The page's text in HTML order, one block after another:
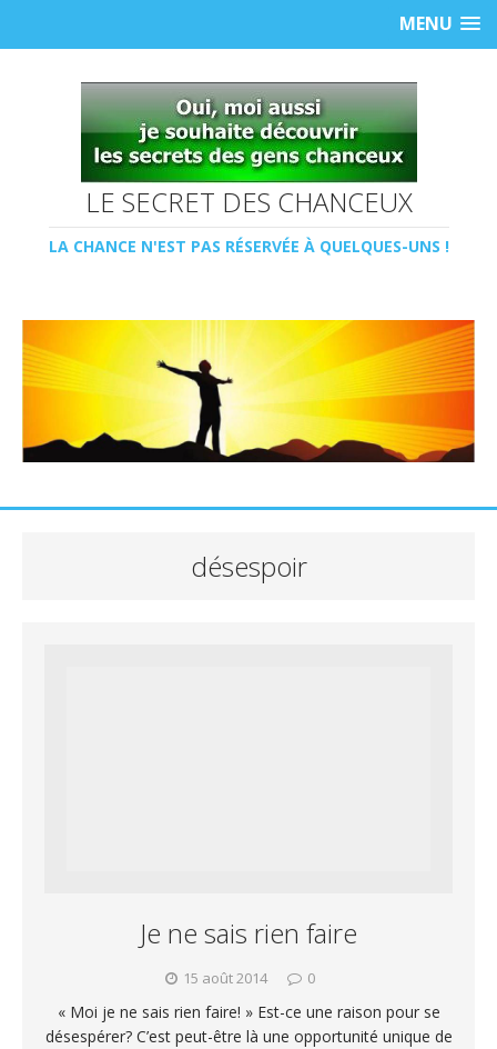
MENU
LE SECRET DES CHANCEUX
LA CHANCE N'EST PAS RÉSERVÉE À QUELQUES-UNS !
désespoir
Je ne sais rien faire
15 août 2014 0
« Moi je ne sais rien faire! » Est-ce une raison pour se
désespérer? C’est peut-être là une opportunité unique de